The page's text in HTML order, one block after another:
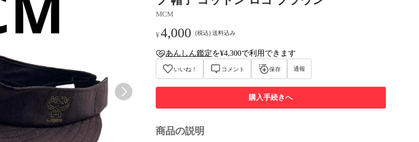
MCM
¥4,000 (税込) 送料込み
anshin-appraisal-tag
あんしん鑑定を¥4,300で利用できます
いいね！ コメント 保存 通報
購入手続きへ
商品の説明